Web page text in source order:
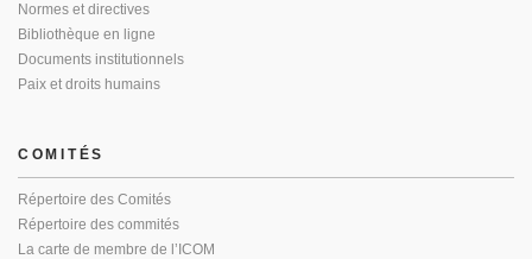
Normes et directives
Bibliothèque en ligne
Documents institutionnels
Paix et droits humains
COMITÉS
Répertoire des Comités
Répertoire des commités
La carte de membre de l’ICOM